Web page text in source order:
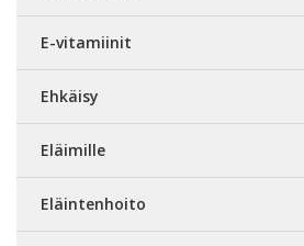
E-vitamiinit
Ehkäisy
Eläimille
Eläintenhoito